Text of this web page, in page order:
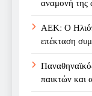
αναμονή
ΑΕΚ: Ο
επέκταση
παικτών και